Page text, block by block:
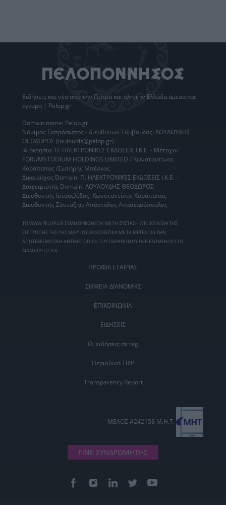
Ειδήσεις και νέα από την Πάτρα και όλη την Ελλάδα άμεσα και
έγκυρα | Pelop.gr
Domain name: Pelop.gr
Νόμιμος Εκπρόσωπος - Διευθύνων Σύμβουλος: ΛΟΥΛΟΥΔΗΣ
ΘΕΟΔΩΡΟΣ (louloudis@pelop.gr)
Ιδιοκτησία: Π. ΗΛΕΚΤΡΟΝΙΚΕΣ ΕΚΔΟΣΕΙΣ Ι.Κ.Ε. - Μέτοχοι:
FORUMSTUDIUM HOLDINGS LIMITED / Κωνσταντίνος
Καράπαπας /Σωτήρης Μπέσκος
Δικαιούχος Domain: Π. ΗΛΕΚΤΡΟΝΙΚΕΣ ΕΚΔΟΣΕΙΣ Ι.Κ.Ε. -
Διαχειριστής Domain: ΛΟΥΛΟΥΔΗΣ ΘΕΟΔΩΡΟΣ
Διευθυντής Ιστοσελίδας: Κωνσταντίνος Καράπαπας
Διευθυντής Σύνταξης: Απόστολος Αναστασόπουλος
ΤΟ WWW.PELOP.GR ΣΥΜΜΟΡΦΩΝΕΤΑΙ ΜΕ ΤΗ ΣΥΣΤΑΣΗ (ΕΕ) 2018/334 ΤΗΣ
ΕΠΙΤΡΟΠΗΣ ΤΗΣ 1ΗΣ ΜΑΡΤΙΟΥ 2018 ΣΧΕΤΙΚΑ ΜΕ ΤΑ ΜΕΤΡΑ ΓΙΑ ΤΗΝ
ΑΠΟΤΕΛΕΣΜΑΤΙΚΗ ΑΝΤΙΜΕΤΩΠΙΣΗ ΤΟΥ ΠΑΡΑΝΟΜΟΥ ΠΕΡΙΕΧΟΜΕΝΟΥ ΣΤΟ
ΔΙΑΔΙΚΤΥΟ (L 63).
ΠΡΟΦΙΛ ΕΤΑΙΡΙΑΣ
ΣΗΜΕΙΑ ΔΙΑΝΟΜΗΣ
ΕΠΙΚΟΙΝΩΝΙΑ
ΕΙΔΗΣΕΙΣ
Οι ειδήσεις σε tag
Περιοδικό TRIP
Transparency Report
ΓΙΝΕ ΣΥΝΔΡΟΜΗΤΗΣ
ΜΕΛΟΣ #242158 Μ.Η.Τ.